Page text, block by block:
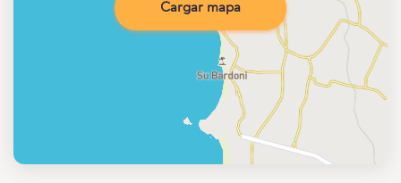
Cargar mapa